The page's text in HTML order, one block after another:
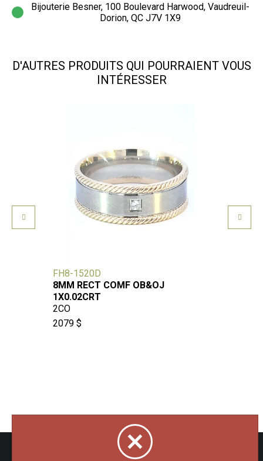
Bijouterie Besner, 100 Boulevard Harwood, Vaudreuil-
Dorion, QC J7V 1X9
D'AUTRES PRODUITS QUI POURRAIENT VOUS
INTÉRESSER
FH8-1520D
8MM RECT COMF OB&OJ
1X0.02CRT
2CO
2079 $